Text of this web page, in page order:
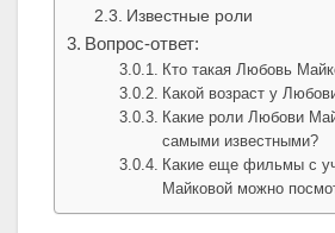
Известные роли
Вопрос-ответ:
Кто такая Любовь
Какой возраст у
Какие роли Любови
самыми известными?
Какие еще фильмы с
Майковой можно